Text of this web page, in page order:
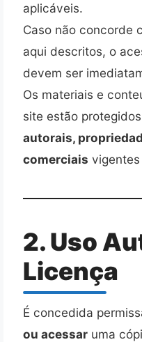
aplicáveis.
Caso não concorde
aqui descritos, o
devem ser
Os materiais e
site estão
autorais,
comerciais vigentes
2. Uso
Licença
É concedida
ou acessar uma